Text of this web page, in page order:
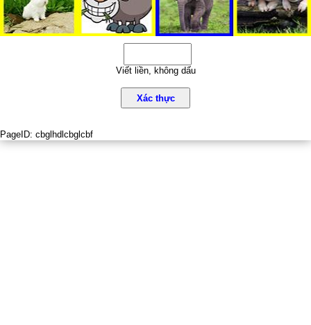
Viết liền, không dấu
Xác thực
PageID: cbglhdlcbglcbf